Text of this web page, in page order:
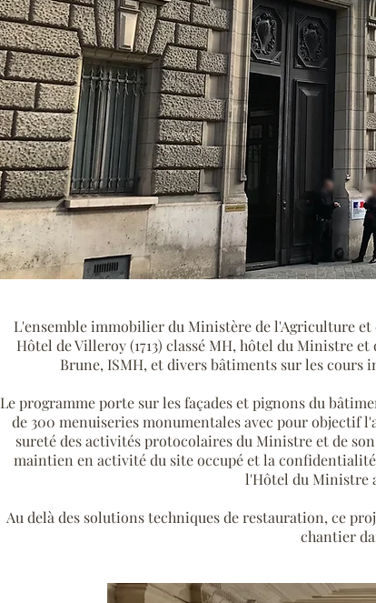
L'ensemble immobilier du Ministère de l'Agriculture et
Hôtel de Villeroy (1713) classé MH, hôtel du Ministre
Brune, ISMH, et divers bâtiments sur les cours
Le programme porte sur les façades et pignons du
de 300 menuiseries monumentales avec pour
sureté des activités protocolaires du Ministre et de
maintien en activité du site occupé et la
l'Hôtel du Ministre
Au delà des solutions techniques de restauration, ce
chantier